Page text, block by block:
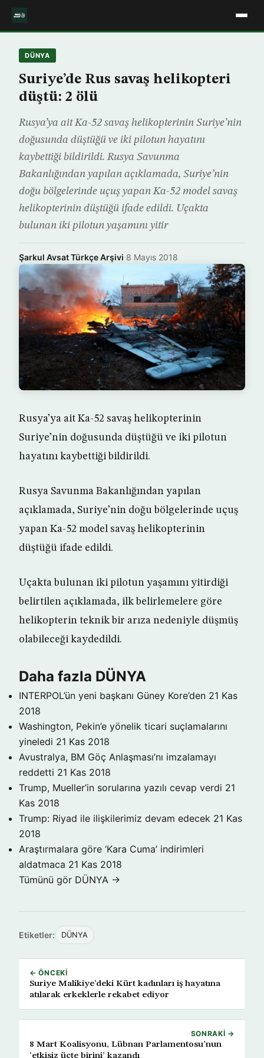
DÜNYA
Suriye’de Rus savaş helikopteri
düştü: 2 ölü
Rusya’ya ait Ka-52 savaş helikopterinin Suriye’nin
doğusunda düştüğü ve iki pilotun hayatını
kaybettiği bildirildi. Rusya Savunma
Bakanlığından yapılan açıklamada, Suriye’nin
doğu bölgelerinde uçuş yapan Ka-52 model savaş
helikopterinin düştüğü ifade edildi. Uçakta
bulunan iki pilotun yaşamını yitir
Şarkul Avsat Türkçe Arşivi·8 Mayıs 2018
Rusya’ya ait Ka-52 savaş helikopterinin
Suriye’nin doğusunda düştüğü ve iki pilotun
hayatını kaybettiği bildirildi.
Rusya Savunma Bakanlığından yapılan
açıklamada, Suriye’nin doğu bölgelerinde uçuş
yapan Ka-52 model savaş helikopterinin
düştüğü ifade edildi.
Uçakta bulunan iki pilotun yaşamını yitirdiği
belirtilen açıklamada, ilk belirlemelere göre
helikopterin teknik bir arıza nedeniyle düşmüş
olabileceği kaydedildi.
Daha fazla DÜNYA
INTERPOL’ün yeni başkanı Güney Kore’den 21 Kas
2018
Washington, Pekin’e yönelik ticari suçlamalarını
yineledi 21 Kas 2018
Avustralya, BM Göç Anlaşması’nı imzalamayı
reddetti 21 Kas 2018
Trump, Mueller’in sorularına yazılı cevap verdi 21
Kas 2018
Trump: Riyad ile ilişkilerimiz devam edecek 21 Kas
2018
Araştırmalara göre ‘Kara Cuma’ indirimleri
aldatmaca 21 Kas 2018
Tümünü gör DÜNYA →
Etiketler: DÜNYA
← ÖNCEKI
Suriye Malikiye’deki Kürt kadınları iş hayatına
atılarak erkeklerle rekabet ediyor
SONRAKI →
8 Mart Koalisyonu, Lübnan Parlamentosu’nun
‘etkisiz üçte birini’ kazandı